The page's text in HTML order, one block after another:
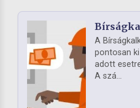
A
pontosan
adott
A szá...